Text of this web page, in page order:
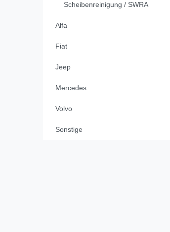
Scheibenreinigung / SWRA
Alfa
Fiat
Jeep
Mercedes
Volvo
Sonstige